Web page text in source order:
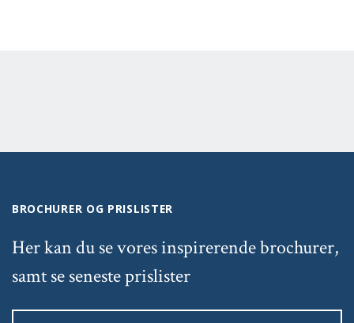
BROCHURER OG PRISLISTER
Her kan du se vores inspirerende brochurer,
samt se seneste prislister